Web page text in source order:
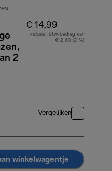
2
€ 14,99
Inclusief btw-bedrag van
€ 2,60 (21%)
Vergelijken
winkelwagentje